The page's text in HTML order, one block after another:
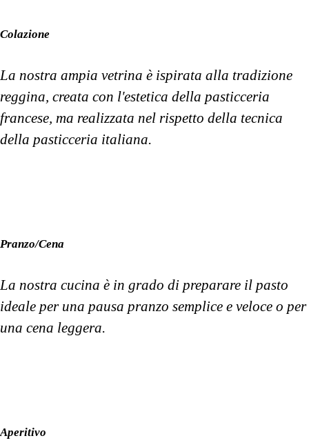
Colazione
La nostra ampia vetrina è ispirata alla tradizione
reggina, creata con l'estetica della pasticceria
francese, ma realizzata nel rispetto della tecnica
della pasticceria italiana.
Pranzo/Cena
La nostra cucina è in grado di preparare il pasto
ideale per una pausa pranzo semplice e veloce o per
una cena leggera.
Aperitivo